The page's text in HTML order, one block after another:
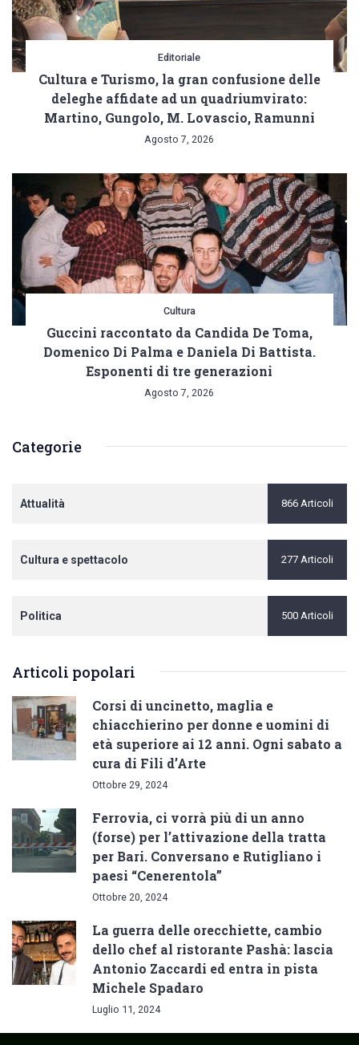
Editoriale
Cultura e Turismo, la gran confusione delle
deleghe affidate ad un quadriumvirato:
Martino, Gungolo, M. Lovascio, Ramunni
Agosto 7, 2026
Cultura
Guccini raccontato da Candida De Toma,
Domenico Di Palma e Daniela Di Battista.
Esponenti di tre generazioni
Agosto 7, 2026
Categorie
Attualità 866 Articoli
Cultura e spettacolo 277 Articoli
Politica 500 Articoli
Articoli popolari
Corsi di uncinetto, maglia e
chiacchierino per donne e uomini di
età superiore ai 12 anni. Ogni sabato a
cura di Fili d’Arte
Ottobre 29, 2024
Ferrovia, ci vorrà più di un anno
(forse) per l’attivazione della tratta
per Bari. Conversano e Rutigliano i
paesi “Cenerentola”
Ottobre 20, 2024
La guerra delle orecchiette, cambio
dello chef al ristorante Pashà: lascia
Antonio Zaccardi ed entra in pista
Michele Spadaro
Luglio 11, 2024